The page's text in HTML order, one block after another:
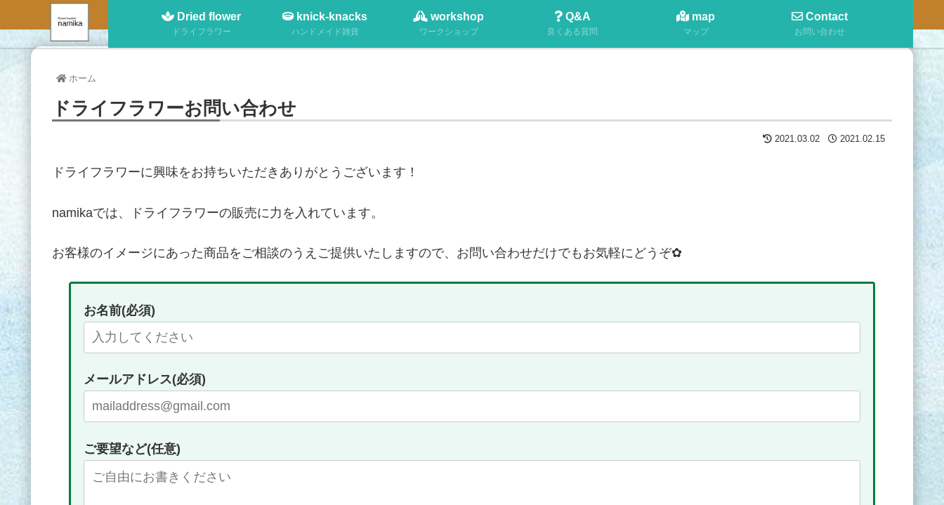
Dried flower
ドライフラワー
knick-knacks
ハンドメイド雑貨
workshop
ワークショップ
Q&A
良くある質問
map
マップ
Contact
お問い合わせ
お花の定期便を始めました⋙詳細
ホーム
ドライフラワーお問い合わせ
2021.03.02 2021.02.15
ドライフラワーに興味をお持ちいただきありがとうございます！
namikaでは、ドライフラワーの販売に力を入れています。
お客様のイメージにあった商品をご相談のうえご提供いたしますので、お問い合わせだけでもお気軽にどうぞ✿
お名前(必須)
メールアドレス(必須)
ご要望など(任意)